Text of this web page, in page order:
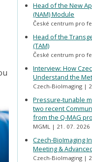
Head of the New
(NAM) Module
České centrum pro
Head of the
(TAM)
České centrum pro
Interview: How
Understand the
Czech-BioImaging
Pressure-tunable
two recent
from the Q-MAG
MGML 21. 07. 2026
Czech-BioImaging
Meeting &
Czech-BioImaging